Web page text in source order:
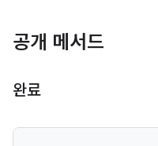
공개 메서드
완료